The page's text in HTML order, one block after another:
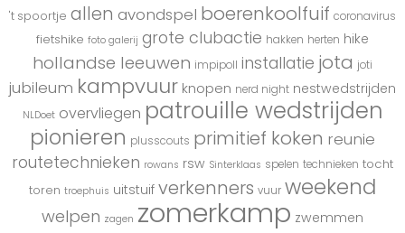
't spoortje allen avondspel boerenkoolfuif coronavirus
fietshike foto galerij grote clubactie hakken herten hike
hollandse leeuwen impipoll installatie jota joti
jubileum kampvuur knopen nerd night nestwedstrijden
NLDoet overvliegen patrouille wedstrijden
pionieren plusscouts primitief koken reunie
routetechnieken rowans rsw Sinterklaas spelen technieken tocht
toren troephuis uitstuif verkenners vuur weekend
welpen zagen zomerkamp zwemmen